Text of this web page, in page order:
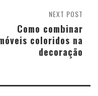
NEXT POST
Como combinar
coloridos na
decoração